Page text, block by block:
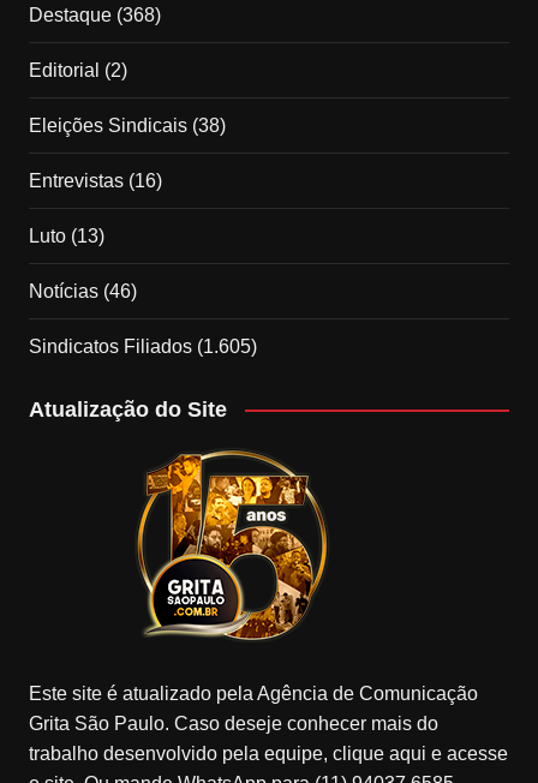
Destaque(368)
Editorial (2)
Eleições Sindicais(38)
Entrevistas(16)
Luto(13)
Notícias(46)
Sindicatos Filiados(1.605)
Atualização do Site
Este site é atualizado pela Agência de Comunicação
Grita São Paulo. Caso deseje conhecer mais do
trabalho desenvolvido pela equipe, clique aqui e acesse